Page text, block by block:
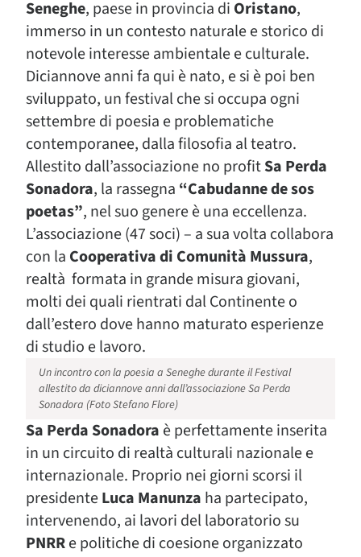
Seneghe, paese in provincia di Oristano,
immerso in un contesto naturale e storico di
notevole interesse ambientale e culturale.
Diciannove anni fa qui è nato, e si è poi ben
sviluppato, un festival che si occupa ogni
settembre di poesia e problematiche
contemporanee, dalla filosofia al teatro.
Allestito dall’associazione no profitSa Perda
Sonadora, la rassegna “Cabudanne de sos
poetas”, nel suo genere è una eccellenza.
L’associazione (47 soci) – a sua volta collabora
con la Cooperativa di Comunità Mussura,
realtà formata in grande misura giovani,
molti dei quali rientrati dal Continente o
dall’estero dove hanno maturato esperienze
di studio e lavoro.
Un incontro con la poesia a Seneghe durante il Festival
allestito da diciannove anni dall’associazione Sa Perda
Sonadora (Foto Stefano Flore)
Sa Perda Sonadora è perfettamente inserita
in un circuito di realtà culturali nazionale e
internazionale. Proprio nei giorni scorsi il
presidenteLuca Manunza ha partecipato,
intervenendo, ai lavori del laboratorio su
PNRRe politiche di coesione organizzato